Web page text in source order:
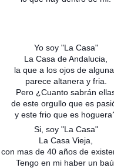
Yo soy "La Casa"
La Casa de Andalucia,
la que a los ojos de
parece altanera y fria.
Pero ¿Cuanto sabrán
de este orgullo que es
y este frio que es
Si, soy "La Casa"
La Casa Vieja,
con mas de 40 años de
Tengo en mi haber un